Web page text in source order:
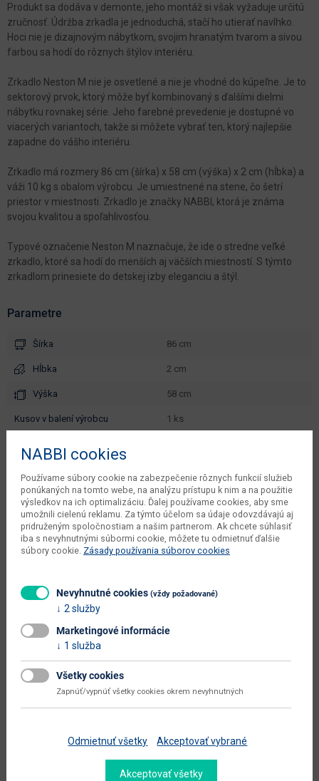
Produkt sa dodáva v demonte, jeho montáž si však vyžaduje určitú
zručnosť. Údržba zrkadla je jednoduchá, stačí ho utierať navlhko.
Hoci nie je dizajnovým nábytkom, svojim hranatým tvarom a sivou
farbou sa hodí do rôznych štýlov interiéru.
Zrkadlo Neston M nie je osvetlené a nie je vhodné do kúpeľne. Je to
sektorový prvok, ktorý môže byť kombinovaný s ďalšími dielmi
nábytku rovnakej série. Jeho farebné prevedenie je dostupné vo
viacerých variantoch, takže si môžete vybrať ten, ktorý najlepšie
zapadne do vášho interiéru.
Zrkadlo má rozmery 86 cm (šírka) x 58 cm (výška) x 2 cm (hĺbka) a
váži 10 kg s obalom výrobcu. Je umiestnené na stene, čo šetrí
priestor v miestnosti. Zrkadlo je značky NABBI, ktorá je známa
svojou kvalitou a spoľahlivosťou.
Typové označenie Neston M naznačuje, že ide o stredne veľké
zrkadlo, ktoré sa hodí do menších aj väčších miestností. S týmto
zrkadlom prinesiete do detskej izby eleganciu a štýl.
Parametre
Šírka 86 cm
Hĺbka 2 cm
Výška 58 cm
kusov v balení výrobcu 1 ks
výrobcu
0.023 m3
počet balíkov výrobcu 1 ks
typové označenie Neston M
dodáva sa v demonte
hlavná farba sivá
farba
hlavný materiál aglomerovaný materiál
Zobraziť ďalšie parametre
Dokumenty na stiahnutie:
NABBI cookies
Používame súbory cookie na zabezpečenie rôznych funkcií služieb
ponúkaných na tomto webe, na analýzu prístupu k nim a na použitie
výsledkov na ich optimalizáciu. Ďalej používame cookies, aby sme
umožnili cielenú reklamu. Za týmto účelom sa údaje odovzdávajú aj
pridruženým spoločnostiam a našim partnerom. Ak chcete súhlasiť
iba s nevyhnutnými súbormi cookie, môžete tu odmietnuť ďalšie
súbory cookie. Zásady používania súborov cookies
Nevyhnutné cookies (vždy požadované)
2 služby
Marketingové informácie
1 služba
Všetky cookies
Zapnúť/vypnúť všetky cookies okrem nevyhnutných
Odmietnuť všetky Akceptovať vybrané
Akceptovať všetky